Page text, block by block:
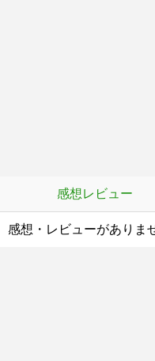
感想レビュー
感想・レビューがありま